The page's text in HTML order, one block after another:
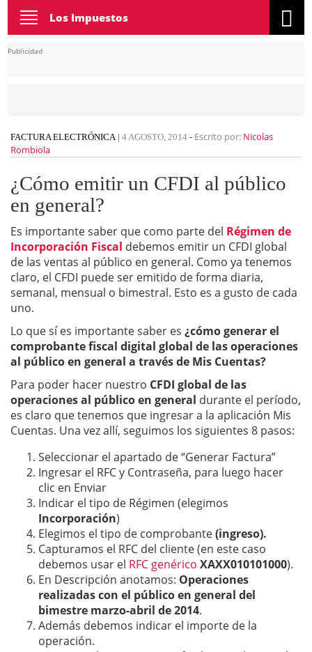
Toggle
navigation
Los Impuestos
Publicidad
FACTURA ELECTRÓNICA| 4 AGOSTO, 2014 - Escrito por: Nicolas
Rombiola
¿Cómo emitir un CFDI al público
en general?
Es importante saber que como parte del Régimen de
Incorporación Fiscal debemos emitir un CFDI global
de las ventas al público en general. Como ya tenemos
claro, el CFDI puede ser emitido de forma diaria,
semanal, mensual o bimestral. Esto es a gusto de cada
uno.
Lo que sí es importante saber es ¿cómo generar el
comprobante fiscal digital global de las operaciones
al público en general a través de Mis Cuentas?
Para poder hacer nuestro CFDI global de las
operaciones al público en general durante el período,
es claro que tenemos que ingresar a la aplicación Mis
Cuentas. Una vez allí, seguimos los siguientes 8 pasos:
Seleccionar el apartado de “Generar Factura”
Ingresar el RFC y Contraseña, para luego hacer
clic en Enviar
Indicar el tipo de Régimen (elegimos
Incorporación)
Elegimos el tipo de comprobante(ingreso).
Capturamos el RFC del cliente (en este caso
debemos usar el RFC genérico XAXX010101000).
En Descripción anotamos: Operaciones
realizadas con el público en general del
bimestre marzo-abril de 2014.
Además debemos indicar el importe de la
operación.